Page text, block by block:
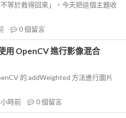
等於救得回來」，今天把這個主題收
0個留言
用 OpenCV 進行影像混合
的 addWeighted 方法進行圖片
時前 0個留言